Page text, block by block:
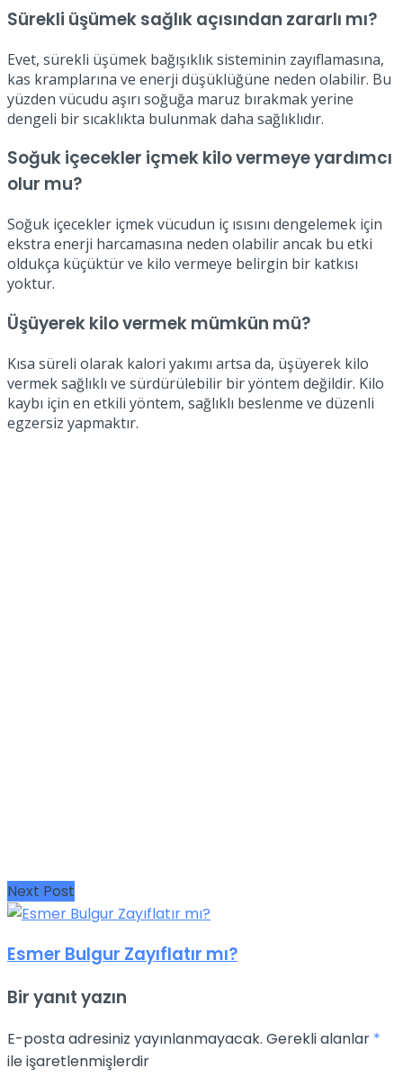
Sürekli üşümek sağlık açısından zararlı mı?
Evet, sürekli üşümek bağışıklık sisteminin zayıflamasına,
kas kramplarına ve enerji düşüklüğüne neden olabilir. Bu
yüzden vücudu aşırı soğuğa maruz bırakmak yerine
dengeli bir sıcaklıkta bulunmak daha sağlıklıdır.
Soğuk içecekler içmek kilo vermeye yardımcı
olur mu?
Soğuk içecekler içmek vücudun iç ısısını dengelemek için
ekstra enerji harcamasına neden olabilir ancak bu etki
oldukça küçüktür ve kilo vermeye belirgin bir katkısı
yoktur.
Üşüyerek kilo vermek mümkün mü?
Kısa süreli olarak kalori yakımı artsa da, üşüyerek kilo
vermek sağlıklı ve sürdürülebilir bir yöntem değildir. Kilo
kaybı için en etkili yöntem, sağlıklı beslenme ve düzenli
egzersiz yapmaktır.
Next Post
Esmer Bulgur Zayıflatır mı?
Bir yanıt yazın
E-posta adresiniz yayınlanmayacak. Gerekli alanlar *
ile işaretlenmişlerdir